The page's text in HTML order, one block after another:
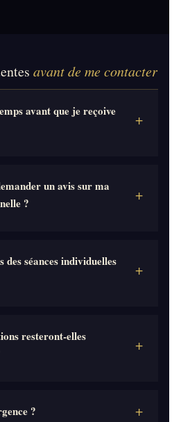
avant de me contacter
avant que je reçoive
un avis sur ma
?
des séances individuelles
resteront-elles
?